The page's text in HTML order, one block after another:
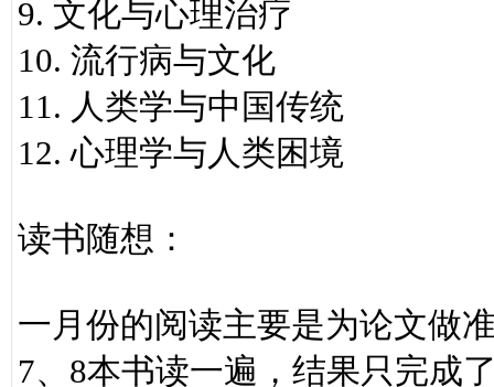
9. 文化与心理治疗
10. 流行病与文化
11. 人类学与中国传统
12. 心理学与人类困境
读书随想：
一月份的阅读主要是为论文做
7、8本书读一遍，结果只完成